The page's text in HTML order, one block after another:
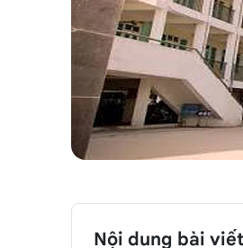
Nội dung bài viết